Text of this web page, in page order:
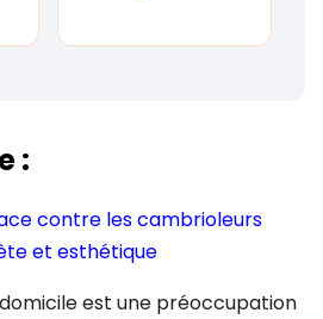
:
contre les cambrioleurs
et esthétique
est une préoccupation